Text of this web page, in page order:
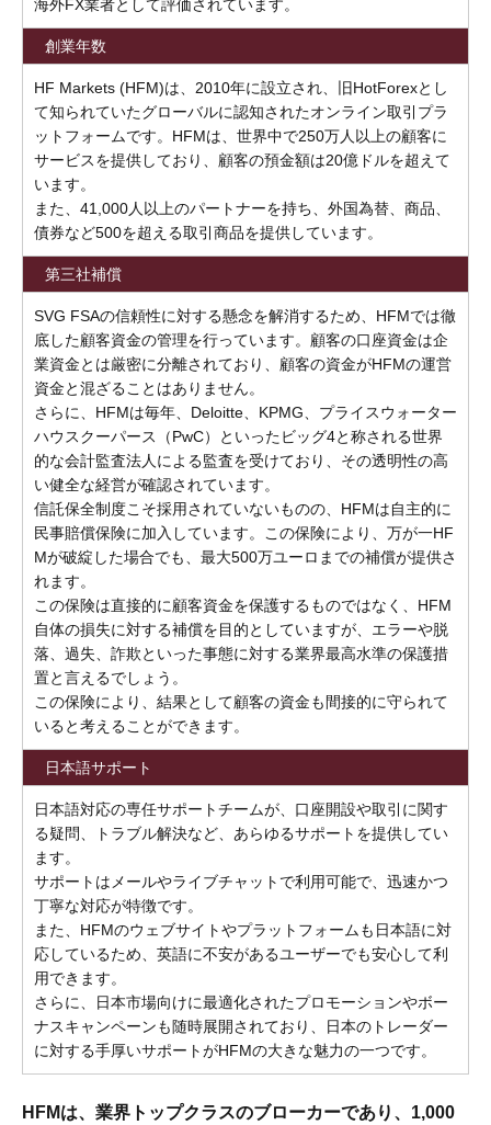
海外FX業者として評価されています。
創業年数
HF Markets (HFM)は、2010年に設立され、旧HotForexとし
て知られていたグローバルに認知されたオンライン取引プラ
ットフォームです。HFMは、世界中で250万人以上の顧客に
サービスを提供しており、顧客の預金額は20億ドルを超えて
います。
また、41,000人以上のパートナーを持ち、外国為替、商品、
債券など500を超える取引商品を提供しています。
第三社補償
SVG FSAの信頼性に対する懸念を解消するため、HFMでは徹
底した顧客資金の管理を行っています。顧客の口座資金は企
業資金とは厳密に分離されており、顧客の資金がHFMの運営
資金と混ざることはありません。
さらに、HFMは毎年、Deloitte、KPMG、プライスウォーター
ハウスクーパース（PwC）といったビッグ4と称される世界
的な会計監査法人による監査を受けており、その透明性の高
い健全な経営が確認されています。
信託保全制度こそ採用されていないものの、HFMは自主的に
民事賠償保険に加入しています。この保険により、万が一HF
Mが破綻した場合でも、最大500万ユーロまでの補償が提供さ
れます。
この保険は直接的に顧客資金を保護するものではなく、HFM
自体の損失に対する補償を目的としていますが、エラーや脱
落、過失、詐欺といった事態に対する業界最高水準の保護措
置と言えるでしょう。
この保険により、結果として顧客の資金も間接的に守られて
いると考えることができます。
日本語サポート
日本語対応の専任サポートチームが、口座開設や取引に関す
る疑問、トラブル解決など、あらゆるサポートを提供してい
ます。
サポートはメールやライブチャットで利用可能で、迅速かつ
丁寧な対応が特徴です。
また、HFMのウェブサイトやプラットフォームも日本語に対
応しているため、英語に不安があるユーザーでも安心して利
用できます。
さらに、日本市場向けに最適化されたプロモーションやボー
ナスキャンペーンも随時展開されており、日本のトレーダー
に対する手厚いサポートがHFMの大きな魅力の一つです。
HFMは、業界トップクラスのブローカーであり、1,000